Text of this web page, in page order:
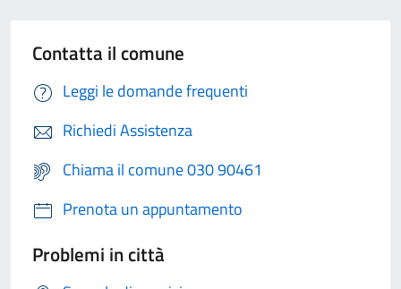
Contatta il comune
Leggi le domande frequenti
Richiedi Assistenza
Chiama il comune 030 90461
Prenota un appuntamento
Problemi in città